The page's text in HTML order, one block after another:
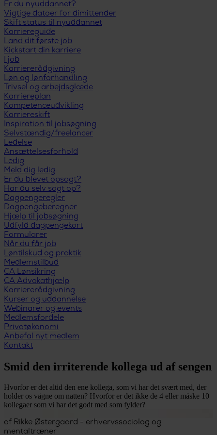
Er du nyuddannet?
Vigtige datoer for dimittender
Skift status til nyuddannet
Karriereguide
Land dit første job
Kickstart din karriere
I job
Karriererådgivning
Løn og lønforhandling
Trivsel og arbejdsglæde
Karriereplan
Kompetenceudvikling
Karriereskift
Inspiration til jobsøgning
Selvstændig/freelancer
Ledelse
Ansættelsesforhold
Ledig
Meld dig ledig
Er du blevet opsagt?
Har du selv sagt op?
Dagpengeregler
Dagpengeberegner
Hjælp til jobsøgning
Udfyld dagpengekort
Formularer
Når du får job
Løntilskud og praktik
Medlemstilbud
CA Lønsikring
CA Advokathjælp
Karriererådgivning
Kurser og uddannelse
Webinarer og events
Medlemsfordele
Privatøkonomi
Anbefal nyt medlem
Kontakt
Smid den irriterende kollega ud af sengen
Hvorfor er det altid den ene kollega, som vi har det svært med, der
holder os vågne om natten? Hvorfor er det ikke de 4 eller måske 10
kollegaer som vi har det godt med som fylder?
af Rikke Østergaard - erhvervssociolog og
mentaltræner